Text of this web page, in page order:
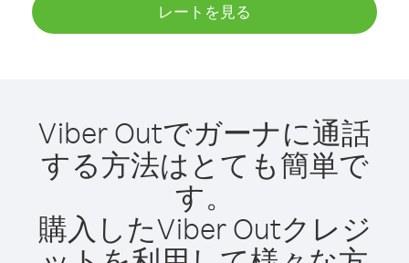
レートを見る
Viber Outでガーナに通話
する方法はとても簡単で
す。
購入したViber Outクレジ